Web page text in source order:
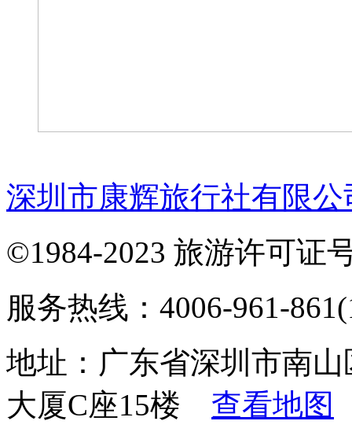
深圳市康辉旅行社有限
©1984-2023 旅游许可证
服务热线：4006-961-
地址：广东省深圳市南
大厦C座15楼 查看地图